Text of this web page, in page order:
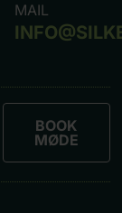
MAIL
BOOK
MØDE